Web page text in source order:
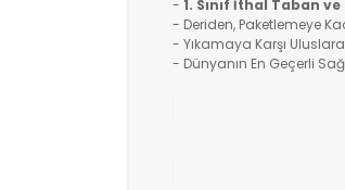
- 1. Sınıf İthal Taban
- Deriden, Paketlemeye
- Yıkamaya Karşı
- Dünyanın En Geçerli